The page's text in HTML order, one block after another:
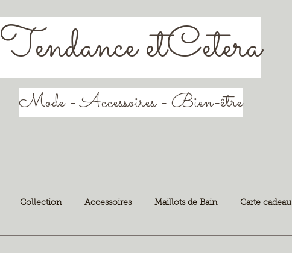
Tendance etCetera
Mode - Accessoires - Bien-être
Collection Accessoires Maillots de Bain Carte cadeau